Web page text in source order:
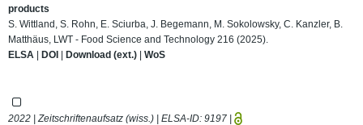
products
S. Wittland, S. Rohn, E. Sciurba, J. Begemann, M. Sokolowsky, C. Kanzler, B.
Matthäus, LWT - Food Science and Technology 216 (2025).
ELSA | DOI | Download (ext.) | WoS
2022 | Zeitschriftenaufsatz (wiss.) | ELSA-ID: 9197 |